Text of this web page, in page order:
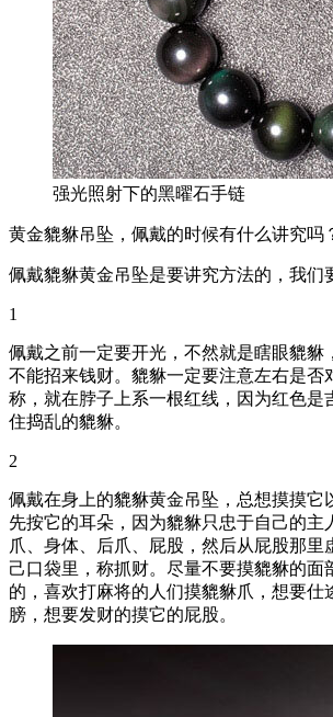
强光照射下的黑曜石手链
黄金貔貅吊坠，佩戴的时候有什么讲究吗
佩戴貔貅黄金吊坠是要讲究方法的，我们
1
佩戴之前一定要开光，不然就是瞎眼貔貅
不能招来钱财。貔貅一定要注意左右是否
称，就在脖子上系一根红线，因为红色是
住捣乱的貔貅。
2
佩戴在身上的貔貅黄金吊坠，总想摸摸它
先按它的耳朵，因为貔貅只忠于自己的主
爪、身体、后爪、屁股，然后从屁股那里
己口袋里，称抓财。尽量不要摸貔貅的面
的，喜欢打麻将的人们摸貔貅爪，想要仕
膀，想要发财的摸它的屁股。